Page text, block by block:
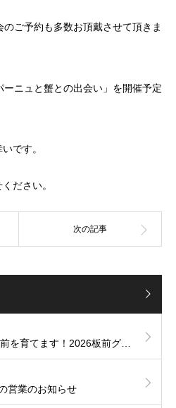
ご予約も多数お頂戴させて頂きま
ーニュと蟹との出会い」を開催予定
です。
ださい。
営業のお知らせ